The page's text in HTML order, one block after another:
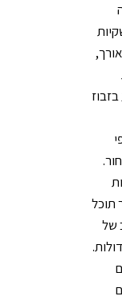
תוכל
של